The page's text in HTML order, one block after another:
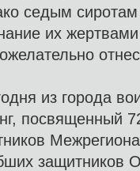
седым сиротам
их
из города
посвященный
защитников